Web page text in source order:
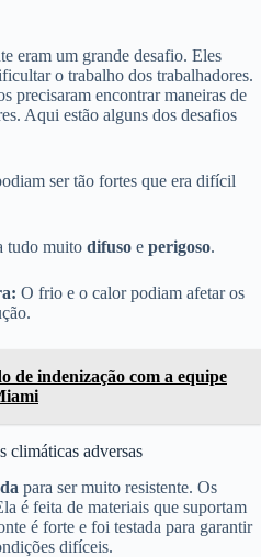
eram um grande desafio. Eles
o trabalho dos trabalhadores.
precisaram encontrar maneiras de
Aqui estão alguns dos desafios
ser tão fortes que era difícil
tudo muito difuso e perigoso.
O frio e o calor podiam afetar os
de indenização com a equipe
climáticas adversas
para ser muito resistente. Os
é feita de materiais que suportam
é forte e foi testada para garantir
difíceis.